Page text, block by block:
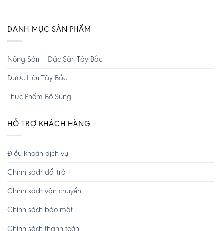
DANH MỤC SẢN PHẨM
Nông Sản – Đặc Sản Tây Bắc
Dược Liệu Tây Bắc
Thực Phẩm Bổ Sung
HỖ TRỢ KHÁCH HÀNG
Điều khoản dịch vụ
Chính sách đổi trả
Chính sách vận chuyển
Chính sách bảo mật
Chính sách thanh toán